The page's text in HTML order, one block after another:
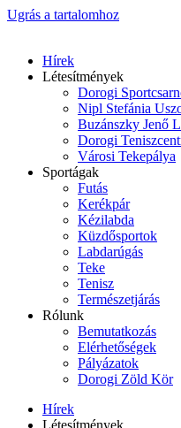
Ugrás a tartalomhoz
Hírek
Létesítmények
Dorogi
Nipl Stefánia
Buzánszky Jenő
Dorogi
Városi Tekepálya
Sportágak
Futás
Kerékpár
Kézilabda
Küzdősportok
Labdarúgás
Teke
Tenisz
Természetjárás
Rólunk
Bemutatkozás
Elérhetőségek
Pályázatok
Dorogi Zöld Kör
Hírek
Létesítmények